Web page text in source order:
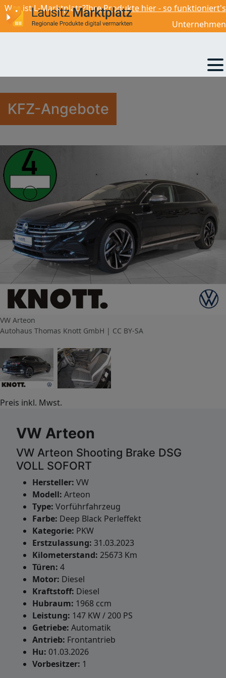
Was ist L-Marktplatz?Ihre Produkte hier - so funktioniert's
Unternehmen
KFZ-Angebote
VW Arteon
Autohaus Thomas Knott GmbH | CC BY-SA
49 990,00€
Preis inkl. Mwst.
VW Arteon
VW Arteon Shooting Brake DSG
VOLL SOFORT
Hersteller: VW
Modell: Arteon
Type: Vorführfahrzeug
Farbe: Deep Black Perleffekt
Kategorie: PKW
Erstzulassung: 31.03.2023
Kilometerstand: 25673 Km
Türen: 4
Motor: Diesel
Kraftstoff: Diesel
Hubraum: 1968 ccm
Leistung: 147 KW / 200 PS
Getriebe: Automatik
Antrieb: Frontantrieb
Hu: 01.03.2026
Vorbesitzer: 1